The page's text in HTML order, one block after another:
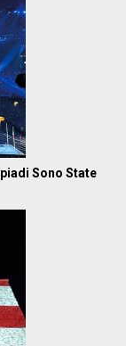
Sono State